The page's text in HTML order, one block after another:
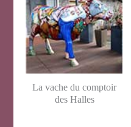
La vache du comptoir
des Halles